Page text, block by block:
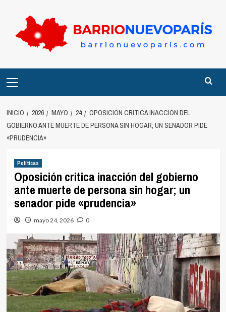
contenido
principal
INICIO 2026 MAYO 24
OPOSICIÓN CRITICA INACCIÓN DEL
GOBIERNO ANTE MUERTE DE PERSONA SIN HOGAR; UN SENADOR PIDE
«PRUDENCIA»
Políticas
Oposición critica inacción del gobierno
ante muerte de persona sin hogar; un
senador pide «prudencia»
mayo 24, 2026 0